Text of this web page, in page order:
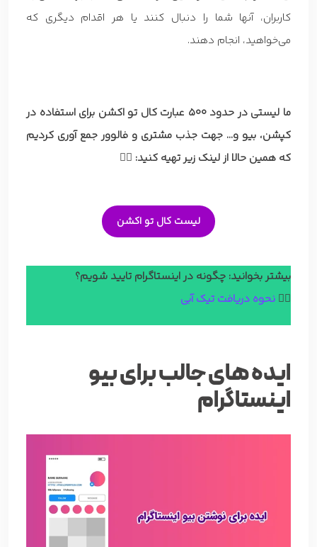
کاربران، آنها شما را دنبال کنند یا هر اقدام دیگری که
می‌خواهید، انجام دهند.
ما لیستی در حدود 500 عبارت کال تو اکشن برای استفاده در
کپشن، بیو و… جهت جذب مشتری و فالوور جمع آوری کردیم
که همین حالا از لینک زیر تهیه کنید: 👇🏼
لیست کال تو اکشن
بیشتر بخوانید: چگونه در اینستاگرام تایید شویم؟
👈🏼 نحوه دریافت تیک آبی
ایده های جالب برای بیو
اینستاگرام